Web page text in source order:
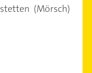
(Mörsch)